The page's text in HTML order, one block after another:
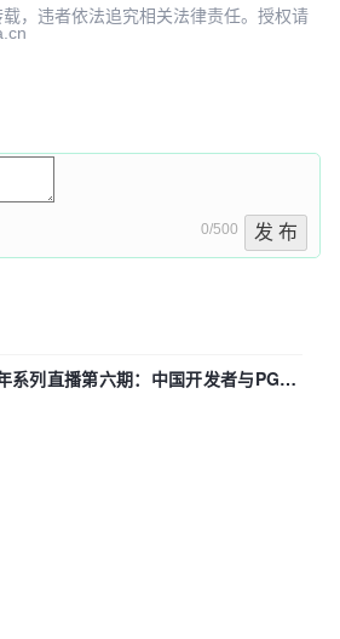
，违者依法追究相关法律责任。授权请
0/500 发 布
系列直播第六期：中国开发者与PG内
们贡献了什么？